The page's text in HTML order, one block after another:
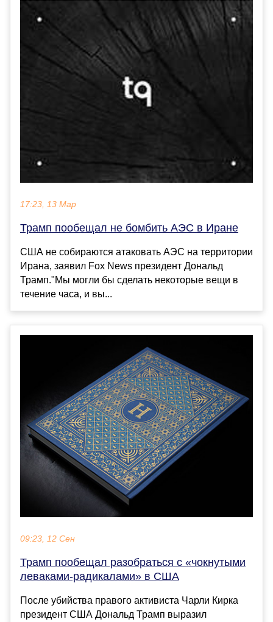
17:23, 13 Мар
Трамп пообещал не бомбить АЭС в Иране
США не собираются атаковать АЭС на территории
Ирана, заявил Fox News президент Дональд
Трамп."Мы могли бы сделать некоторые вещи в
течение часа, и вы...
09:23, 12 Сен
Трамп пообещал разобраться с «чокнутыми
леваками-радикалами» в США
После убийства правого активиста Чарли Кирка
президент США Дональд Трамп выразил